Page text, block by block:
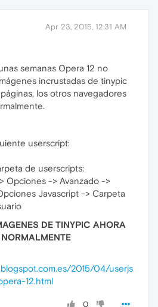
Apr 23, 2015, 12:31 AM
semanas Opera 12 no
incrustadas de tinypic
los otros navegadores
userscript:
de userscripts:
Opciones -> Avanzado ->
Javascript -> Carpeta
DE TINYPIC AHORA
2015/04/userjs
12.html
0